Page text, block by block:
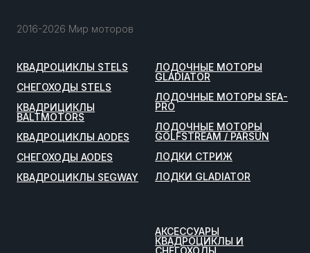
2016-2026 Мир моторов
КВАДРОЦИКЛЫ STELS
СНЕГОХОДЫ STELS
КВАДРИЦИКЛЫ
BALTMOTORS
КВАДРОЦИКЛЫ AODES
СНЕГОХОДЫ AODES
КВАДРОЦИКЛЫ SEGWAY
ЛОДОЧНЫЕ МОТОРЫ
GLADIATOR
ЛОДОЧНЫЕ МОТОРЫ SEA-
PRO
ЛОДОЧНЫЕ МОТОРЫ
GOLFSTREAM / PARSUN
ЛОДКИ СТРИЖ
ЛОДКИ GLADIATOR
АКСЕССУАРЫ
КВАДРОЦИКЛЫ И
СНЕГОХОДЫ